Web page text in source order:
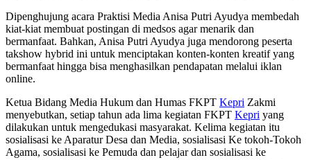
Dipenghujung acara Praktisi Media Anisa Putri Ayudya membedah
kiat-kiat membuat postingan di medsos agar menarik dan
bermanfaat. Bahkan, Anisa Putri Ayudya juga mendorong peserta
takshow hybrid ini untuk menciptakan konten-konten kreatif yang
bermanfaat hingga bisa menghasilkan pendapatan melalui iklan
online.
Ketua Bidang Media Hukum dan Humas FKPT Kepri Zakmi
menyebutkan, setiap tahun ada lima kegiatan FKPT Kepri yang
dilakukan untuk mengedukasi masyarakat. Kelima kegiatan itu
sosialisasi ke Aparatur Desa dan Media, sosialisasi Ke tokoh-Tokoh
Agama, sosialisasi ke Pemuda dan pelajar dan sosialisasi ke